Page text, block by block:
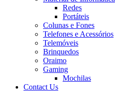
Redes
Portáteis
Colunas e Fones
Telefones e Acessórios
Telemóveis
Brinquedos
Oraimo
Gaming
Mochilas
Contact Us